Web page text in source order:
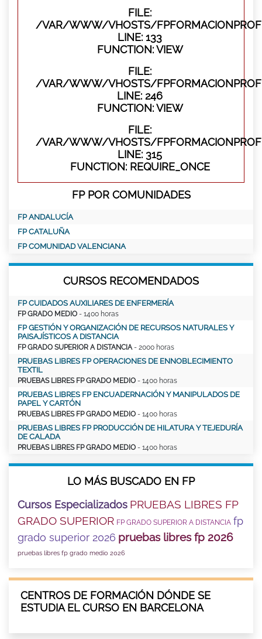
FILE:
/VAR/WWW/VHOSTS/
LINE: 133
FUNCTION: VIEW
FILE:
/VAR/WWW/VHOSTS/
LINE: 246
FUNCTION: VIEW
FILE:
/VAR/WWW/VHOSTS/
LINE: 315
FUNCTION: REQUIRE_ONCE
FP POR COMUNIDADES
FP ANDALUCÍA
FP CATALUÑA
FP COMUNIDAD VALENCIANA
CURSOS RECOMENDADOS
FP CUIDADOS AUXILIARES DE ENFERMERÍA
FP GRADO MEDIO - 1400 horas
FP GESTIÓN Y ORGANIZACIÓN DE RECURSOS NATURALES Y
PAISAJÍSTICOS A DISTANCIA
FP GRADO SUPERIOR A DISTANCIA - 2000 horas
PRUEBAS LIBRES FP OPERACIONES DE ENNOBLECIMIENTO
TEXTIL
PRUEBAS LIBRES FP GRADO MEDIO - 1400 horas
PRUEBAS LIBRES FP ENCUADERNACIÓN Y MANIPULADOS DE
PAPEL Y CARTÓN
PRUEBAS LIBRES FP GRADO MEDIO - 1400 horas
PRUEBAS LIBRES FP PRODUCCIÓN DE HILATURA Y TEJEDURÍA
DE CALADA
PRUEBAS LIBRES FP GRADO MEDIO - 1400 horas
LO MÁS BUSCADO EN FP
Cursos Especializados PRUEBAS LIBRES FP
GRADO SUPERIOR FP GRADO SUPERIOR A DISTANCIA fp
grado superior 2026 pruebas libres fp 2026
pruebas libres fp grado medio 2026
CENTROS DE FORMACIÓN DÓNDE SE
ESTUDIA EL CURSO EN BARCELONA